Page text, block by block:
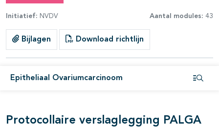
Initiatief: NVDV Aantal modules: 43
Bijlagen Download richtlijn
Epitheliaal Ovariumcarcinoom
open- en dichtklappen
open- en dichtklappen
Protocollaire verslaglegging PALGA